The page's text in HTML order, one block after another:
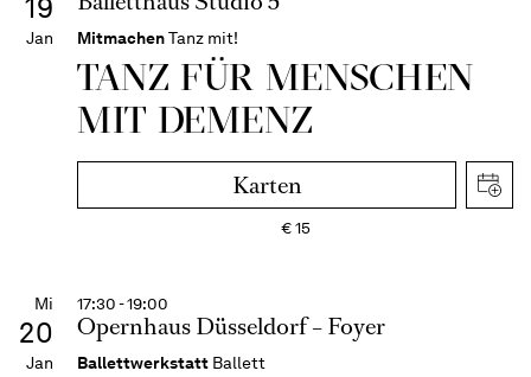
19
Jan MitmachenTanz mit!
TANZ FÜR MENSCHEN
MIT DEMENZ
Karten
€15
Mi
20
Jan
17:30 - 19:00
Opernhaus Düsseldorf – Foyer
Ballettwerkstatt Ballett